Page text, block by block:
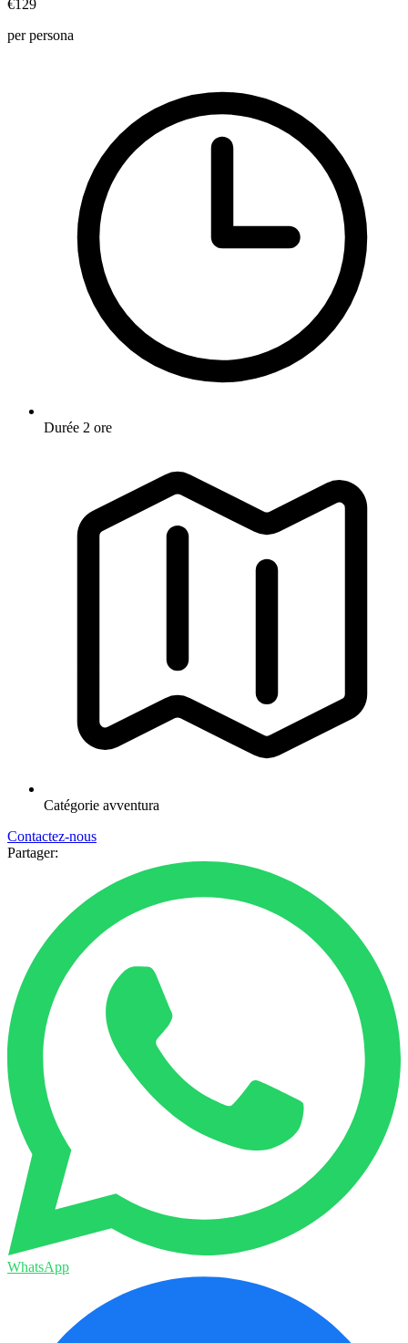
€129
per persona
Durée 2 ore
Catégorie avventura
Contactez-nous
Partager:
WhatsApp